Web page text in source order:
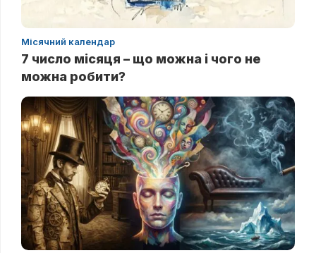
Місячний календар
7 число місяця – що можна і чого не
можна робити?